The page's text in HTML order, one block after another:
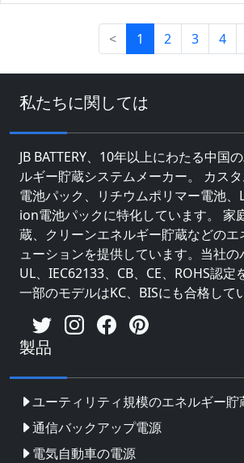
< 1 2 3 4
私たちに関しては
JB BATTERY、10年以上にわたる中国
ルギー貯蔵システムメーカー。 カス
電池パック、リチウムポリマー電池、
ion電池パックに特化しています。 家
蔵、クリーンエネルギー貯蔵などのエ
ューションを提供しています。当社の
UL、IEC62133、CB、CE、ROHS認定
一部のモデルはKC、BISにも合格して
製品
ユーティリティ規模のエネルギー貯
通信バックアップ電源
電気自動車の電源